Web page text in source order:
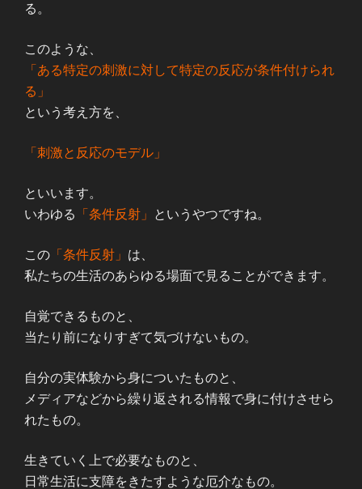
る。
このような、
「ある特定の刺激に対して特定の反応が条件付けられ
る」
という考え方を、
「刺激と反応のモデル」
といいます。
いわゆる
「条件反射」 というやつですね。
この 「条件反射」 は、
私たちの生活のあらゆる場面で見ることができます。
自覚できるものと、
当たり前になりすぎて気づけないもの。
自分の実体験から身についたものと、
メディアなどから繰り返される情報で身に付けさせら
れたもの。
生きていく上で必要なものと、
日常生活に支障をきたすような厄介なもの。